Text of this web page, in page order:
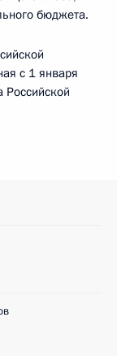
бюджета.
с 1 января
Российской